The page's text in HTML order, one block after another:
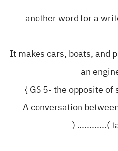
9 4-It makes cars, boats,
an
GS 5- the opposite of
0 6- A conversation
............(